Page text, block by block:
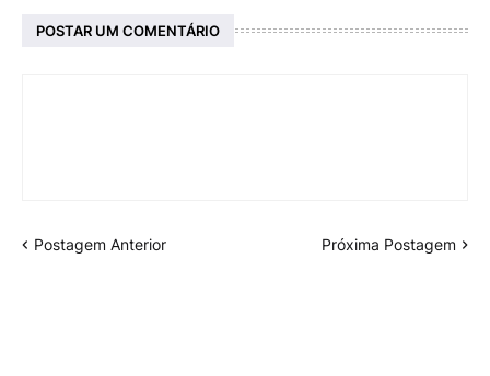
POSTAR UM COMENTÁRIO
Postagem Anterior Próxima Postagem